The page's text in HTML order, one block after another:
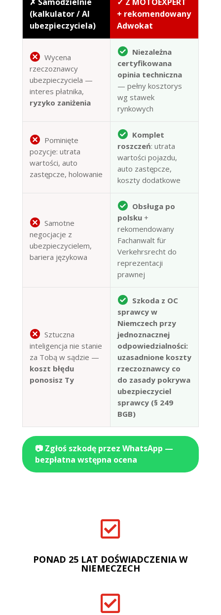
(kalkulator / AI
ubezpieczyciela)
+ rekomendowany
Adwokat
Wycena
rzeczoznawcy
ubezpieczyciela —
interes płatnika,
ryzyko zaniżenia
Niezależna
certyfikowana
opinia techniczna
— pełny kosztorys
wg stawek
rynkowych
Pominięte
pozycje: utrata
wartości, auto
zastępcze, holowanie
Komplet
roszczeń: utrata
wartości pojazdu,
auto zastępcze,
koszty dodatkowe
Samotne
negocjacje z
ubezpieczycielem,
bariera językowa
Obsługa po
polsku+
rekomendowany
Fachanwalt für
Verkehrsrecht do
reprezentacji
prawnej
Sztuczna
inteligencja nie stanie
za Tobą w sądzie —
koszt błędu
ponosisz Ty
Szkoda z OC
sprawcy w
Niemczech przy
jednoznacznej
odpowiedzialności:
uzasadnione koszty
rzeczoznawcy co
do zasady pokrywa
ubezpieczyciel
sprawcy (§ 249
BGB)
📷 Zgłoś szkodę przez WhatsApp —
bezpłatna wstępna ocena

PONAD 25 LAT DOŚWIADCZENIA W
NIEMECZECH
